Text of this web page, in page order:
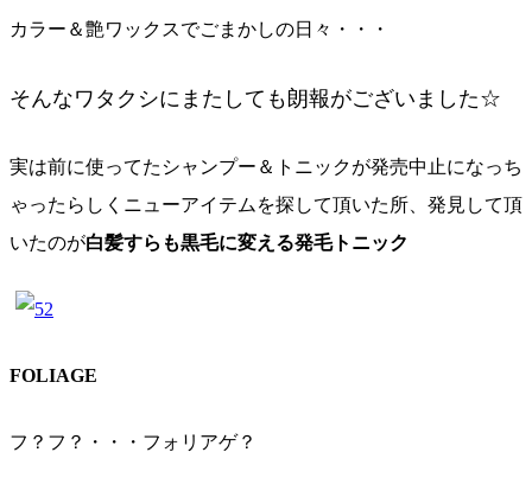
カラー＆艶ワックスでごまかしの日々・・・
そんなワタクシにまたしても朗報がございました☆
実は前に使ってたシャンプー＆トニックが発売中止になっち
ゃったらしくニューアイテムを探して頂いた所、発見して頂
いたのが白髪すらも黒毛に変える発毛トニック
FOLIAGE
フ？フ？・・・フォリアゲ？